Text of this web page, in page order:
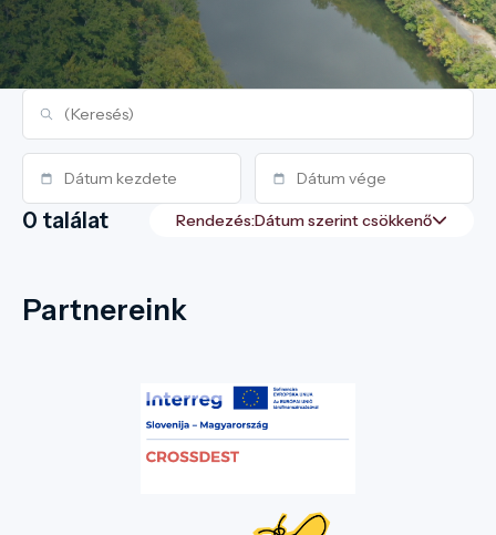
0 találat Rendezés:
Partnereink